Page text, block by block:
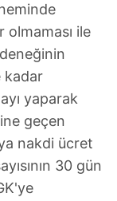
olmaması ile
kadar
yaparak
geçen
nakdi ücret
30 gün